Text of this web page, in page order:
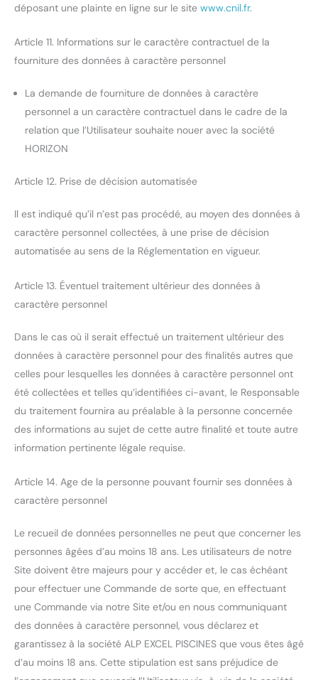
déposant une plainte en ligne sur le site www.cnil.fr.
Article 11. Informations sur le caractère contractuel de la
fourniture des données à caractère personnel
La demande de fourniture de données à caractère
personnel a un caractère contractuel dans le cadre de la
relation que l’Utilisateur souhaite nouer avec la société
HORIZON
Article 12. Prise de décision automatisée
Il est indiqué qu’il n’est pas procédé, au moyen des données à
caractère personnel collectées, à une prise de décision
automatisée au sens de la Réglementation en vigueur.
Article 13. Éventuel traitement ultérieur des données à
caractère personnel
Dans le cas où il serait effectué un traitement ultérieur des
données à caractère personnel pour des finalités autres que
celles pour lesquelles les données à caractère personnel ont
été collectées et telles qu’identifiées ci-avant, le Responsable
du traitement fournira au préalable à la personne concernée
des informations au sujet de cette autre finalité et toute autre
information pertinente légale requise.
Article 14. Age de la personne pouvant fournir ses données à
caractère personnel
Le recueil de données personnelles ne peut que concerner les
personnes âgées d’au moins 18 ans. Les utilisateurs de notre
Site doivent être majeurs pour y accéder et, le cas échéant
pour effectuer une Commande de sorte que, en effectuant
une Commande via notre Site et/ou en nous communiquant
des données à caractère personnel, vous déclarez et
garantissez à la société ALP EXCEL PISCINES que vous êtes âgé
d’au moins 18 ans. Cette stipulation est sans préjudice de